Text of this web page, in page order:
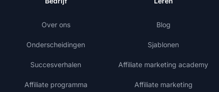
Over ons
Onderscheidingen
Succesverhalen
Affiliate programma
Blog
Sjablonen
Affiliate marketing academy
Affiliate marketing